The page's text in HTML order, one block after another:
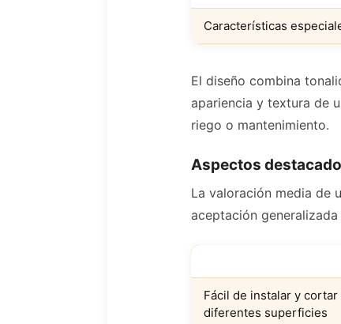
Características
El diseño combina
apariencia y textura de
riego o mantenimiento.
Aspectos
La valoración media de
aceptación
Fácil de instalar y cortar
diferentes superficies